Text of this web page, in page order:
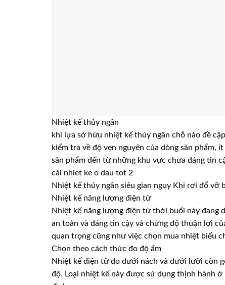
Nhiệt kế thủy ngân
khi lựa sở hữu nhiệt kế thủy ngân chỗ nào đề
kiểm tra về độ vẹn nguyên của dòng sản phẩm,
sản phẩm đến từ những khu vực chưa đáng tin
cài nhiet ke o dau tot 2
Nhiệt kế thủy ngân siêu gian nguy Khi rơi đổ vỡ
Nhiệt kế năng lượng điện tử
Nhiệt kế năng lượng điện tử thời buổi này đang
an toàn và đáng tin cậy và chừng độ thuận lợi
quan trọng cũng như việc chọn mua nhiệt biểu
Chọn theo cách thức đo độ ẩm
Nhiệt kế điện tử đo dưới nách và dưới lưỡi còn
độ. Loại nhiệt kế này được sử dụng thịnh hành